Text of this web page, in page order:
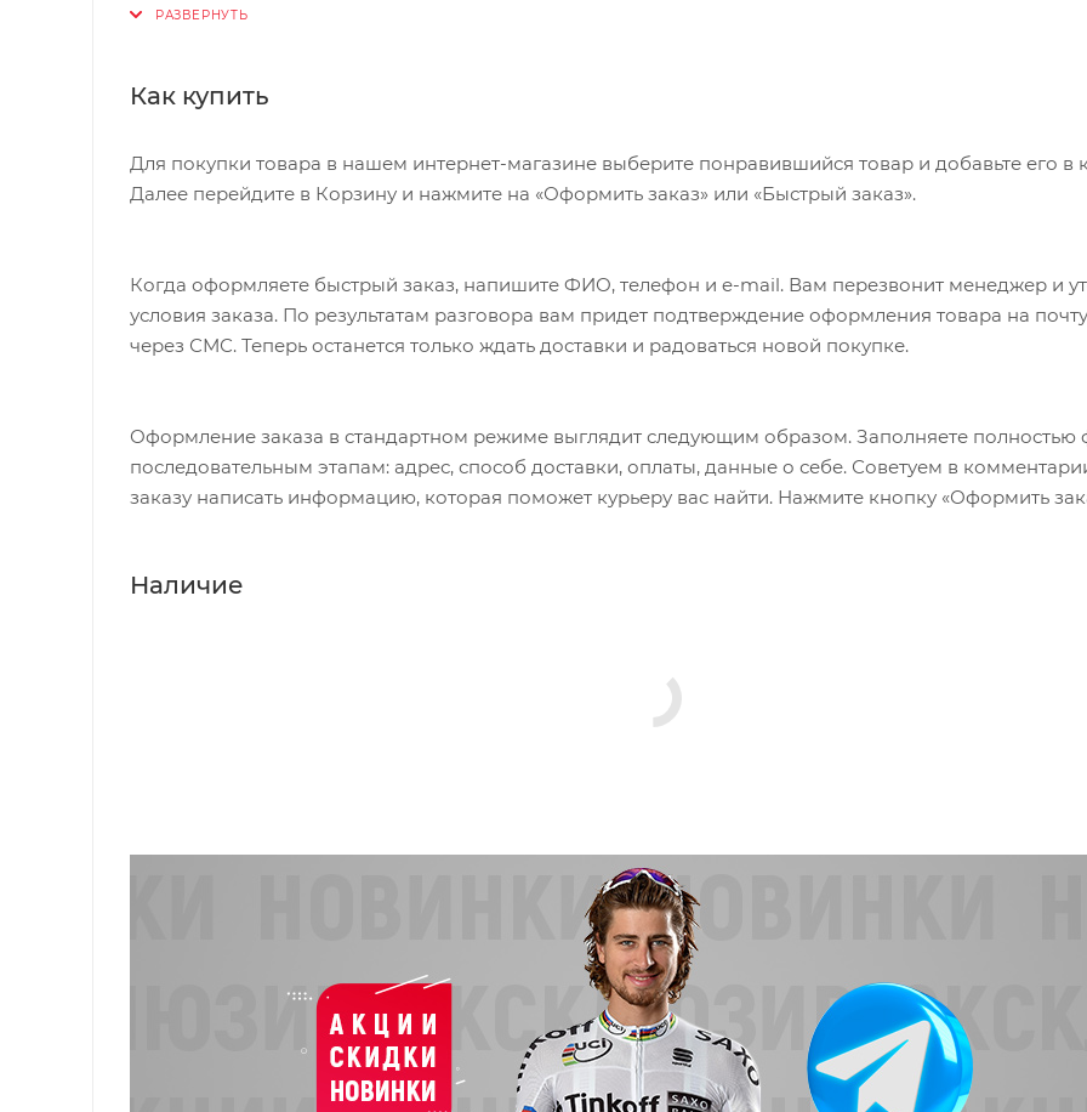
упражнения на пресс и кор;
Как купить
Для покупки товара в нашем интернет-магазине выберите понравившийся товар и добавьте его в
Далее перейдите в Корзину и нажмите на «Оформить заказ» или «Быстрый заказ».
Когда оформляете быстрый заказ, напишите ФИО, телефон и e-mail. Вам перезвонит менеджер и
условия заказа. По результатам разговора вам придет подтверждение оформления товара на
через СМС. Теперь останется только ждать доставки и радоваться новой покупке.
Оформление заказа в стандартном режиме выглядит следующим образом. Заполняете полностью
последовательным этапам: адрес, способ доставки, оплаты, данные о себе. Советуем в
заказу написать информацию, которая поможет курьеру вас найти. Нажмите кнопку «Оформить
Наличие